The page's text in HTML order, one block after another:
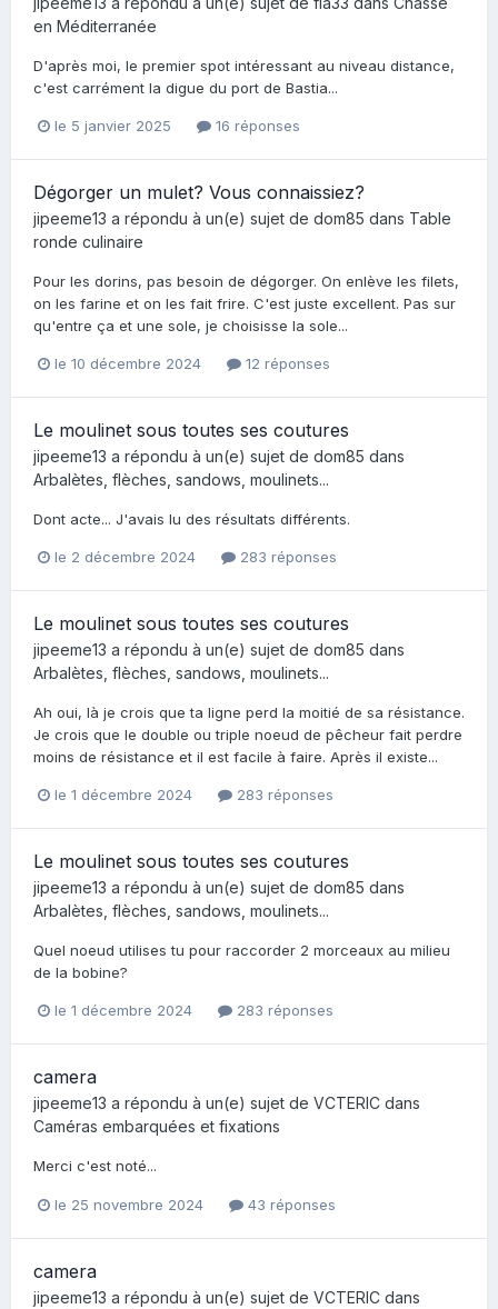
en Méditerranée
D'après moi, le premier spot intéressant au niveau distance,
c'est carrément la digue du port de Bastia...
le 5 janvier 2025 16 réponses
Dégorger un mulet? Vous connaissiez?
jipeeme13 a répondu à un(e) sujet de dom85 dans Table
ronde culinaire
Pour les dorins, pas besoin de dégorger. On enlève les filets,
on les farine et on les fait frire. C'est juste excellent. Pas sur
qu'entre ça et une sole, je choisisse la sole...
le 10 décembre 2024 12 réponses
Le moulinet sous toutes ses coutures
jipeeme13 a répondu à un(e) sujet de dom85 dans
Arbalètes, flèches, sandows, moulinets...
Dont acte... J'avais lu des résultats différents.
le 2 décembre 2024 283 réponses
Le moulinet sous toutes ses coutures
jipeeme13 a répondu à un(e) sujet de dom85 dans
Arbalètes, flèches, sandows, moulinets...
Ah oui, là je crois que ta ligne perd la moitié de sa résistance.
Je crois que le double ou triple noeud de pêcheur fait perdre
moins de résistance et il est facile à faire. Après il existe...
le 1 décembre 2024 283 réponses
Le moulinet sous toutes ses coutures
jipeeme13 a répondu à un(e) sujet de dom85 dans
Arbalètes, flèches, sandows, moulinets...
Quel noeud utilises tu pour raccorder 2 morceaux au milieu
de la bobine?
le 1 décembre 2024 283 réponses
camera
jipeeme13 a répondu à un(e) sujet de VCTERIC dans
Caméras embarquées et fixations
Merci c'est noté...
le 25 novembre 2024 43 réponses
camera
jipeeme13 a répondu à un(e) sujet de VCTERIC dans